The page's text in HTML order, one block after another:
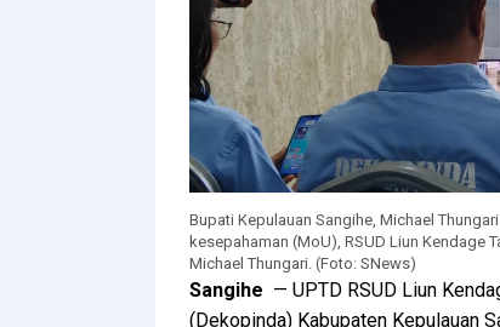
Bupati Kepulauan Sangihe, Michael
kesepahaman (MoU), RSUD Liun Kendage
Michael Thungari. (Foto: SNews)
Sangihe — UPTD RSUD Liun
(Dekopinda) Kabupaten Kepulauan